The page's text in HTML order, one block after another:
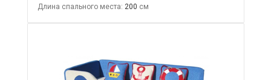
Длина спального места: 200